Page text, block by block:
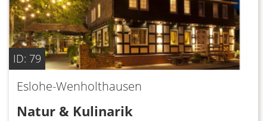
ID: 79
Eslohe-Wenholthausen
Natur & Kulinarik